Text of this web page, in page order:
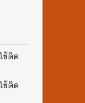
ช้ติด
ช้ติด